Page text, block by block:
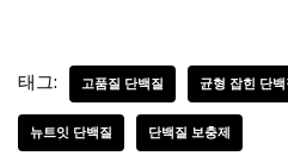
태그: 고품질 단백질 균형 잡힌 단백
뉴트잇 단백질 단백질 보충제